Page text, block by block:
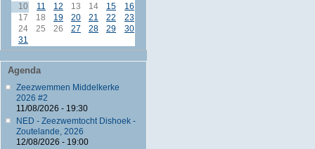
10
11 12 13 14 15
16
17
18 19 20 21 22
23
24
25 26 27 28 29
30
31
Agenda
Zeezwemmen Middelkerke
2026 #2
11/08/2026 - 19:30
NED - Zeezwemtocht Dishoek -
Zoutelande, 2026
12/08/2026 - 19:00